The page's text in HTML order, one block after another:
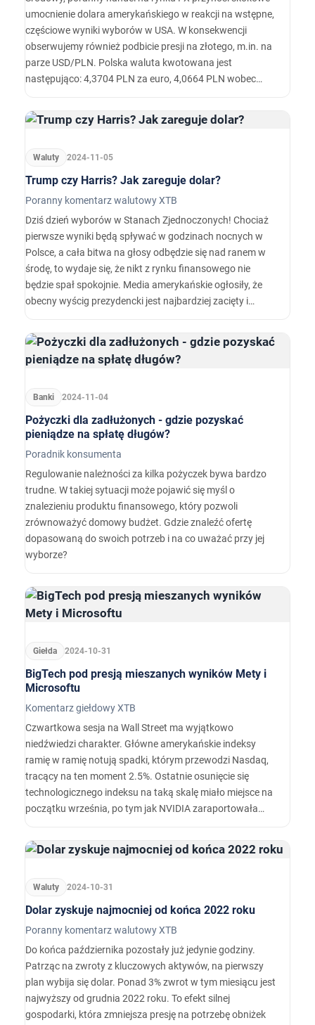
umocnienie dolara amerykańskiego w reakcji na wstępne,
częściowe wyniki wyborów w USA. W konsekwencji
obserwujemy również podbicie presji na złotego, m.in. na
parze USD/PLN. Polska waluta kwotowana jest
następująco: 4,3704 PLN za euro, 4,0664 PLN wobec
szwajcarskiego oraz 5,1934 PLN w relacji do funta
szterlinga. Rentowności polskiego długu wynoszą 5,703%
Waluty 2024-11-05
Trump czy Harris? Jak zareguje dolar?
Poranny komentarz walutowy XTB
Dziś dzień wyborów w Stanach Zjednoczonych! Chociaż
pierwsze wyniki będą spływać w godzinach nocnych w
Polsce, a cała bitwa na głosy odbędzie się nad ranem w
środę, to wydaje się, że nikt z rynku finansowego nie
będzie spał spokojnie. Media amerykańskie ogłosiły, że
obecny wyścig prezydencki jest najbardziej zacięty i
Banki 2024-11-04
Pożyczki dla zadłużonych - gdzie pozyskać
pieniądze na spłatę długów?
Poradnik konsumenta
Regulowanie należności za kilka pożyczek bywa bardzo
trudne. W takiej sytuacji może pojawić się myśl o
znalezieniu produktu finansowego, który pozwoli
zrównoważyć domowy budżet. Gdzie znaleźć ofertę
dopasowaną do swoich potrzeb i na co uważać przy jej
wyborze?
Giełda 2024-10-31
BigTech pod presją mieszanych wyników Mety i
Microsoftu
Komentarz giełdowy XTB
Czwartkowa sesja na Wall Street ma wyjątkowo
niedźwiedzi charakter. Główne amerykańskie indeksy
ramię w ramię notują spadki, którym przewodzi Nasdaq,
tracący na ten moment 2.5%. Ostatnie osunięcie się
technologicznego indeksu na taką skalę miało miejsce na
początku września, po tym jak NVIDIA zaraportowała
wywołały obawy o dalszą dynamikę rozwoju i
rentowności w sektorze AI.
Waluty 2024-10-31
Dolar zyskuje najmocniej od końca 2022 roku
Poranny komentarz walutowy XTB
Do końca października pozostały już jedynie godziny.
Patrząc na zwroty z kluczowych aktywów, na pierwszy
plan wybija się dolar. Ponad 3% zwrot w tym miesiącu jest
najwyższy od grudnia 2022 roku. To efekt silnej
gospodarki, która zmniejsza presję na potrzebę obniżek